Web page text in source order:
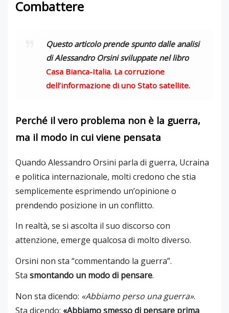
Combattere
Questo articolo prende spunto dalle analisi
di Alessandro Orsini sviluppate nel libro
Casa Bianca-Italia. La corruzione
dell’informazione di uno Stato satellite.
Perché il vero problema non è la guerra,
ma il modo in cui viene pensata
Quando Alessandro Orsini parla di guerra, Ucraina
e politica internazionale, molti credono che stia
semplicemente esprimendo un’opinione o
prendendo posizione in un conflitto.
In realtà, se si ascolta il suo discorso con
attenzione, emerge qualcosa di molto diverso.
Orsini non sta “commentando la guerra”.
Sta smontando un modo di pensare.
Non sta dicendo: «Abbiamo perso una guerra».
Sta dicendo: «Abbiamo smesso di pensare prima